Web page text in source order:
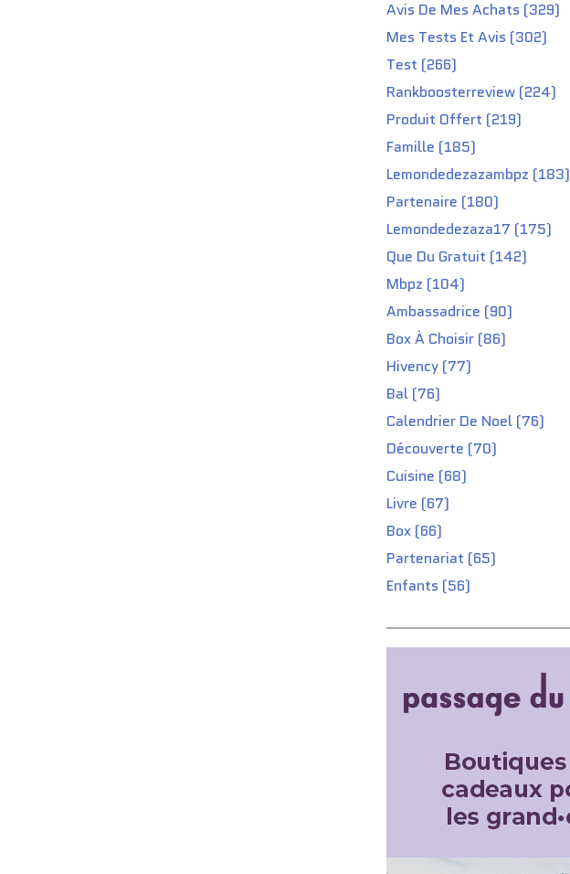
Avis De Mes Achats (329)
Mes Tests Et Avis (302)
Test (266)
Rankboosterreview (224)
Produit Offert (219)
Famille (185)
Lemondedezazambpz (183)
Partenaire (180)
Lemondedezaza17 (175)
Que Du Gratuit (142)
Mbpz (104)
Ambassadrice (90)
Box À Choisir (86)
Hivency (77)
Bal (76)
Calendrier De Noel (76)
Découverte (70)
Cuisine (68)
Livre (67)
Box (66)
Partenariat (65)
Enfants (56)